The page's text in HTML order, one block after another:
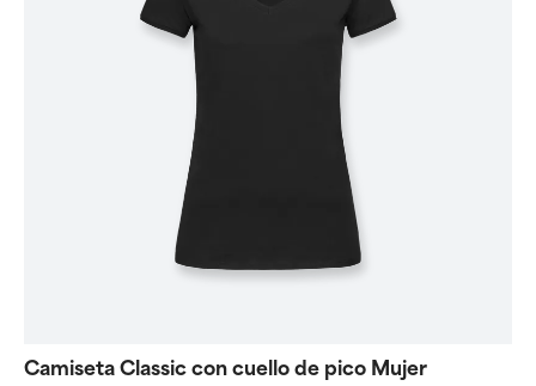
Camiseta Classic con cuello de pico Mujer